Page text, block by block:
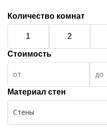
Количество комнат
1 2
Стоимость
Материал стен
Стены